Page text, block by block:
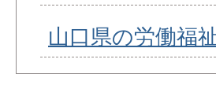
山口県の労働福